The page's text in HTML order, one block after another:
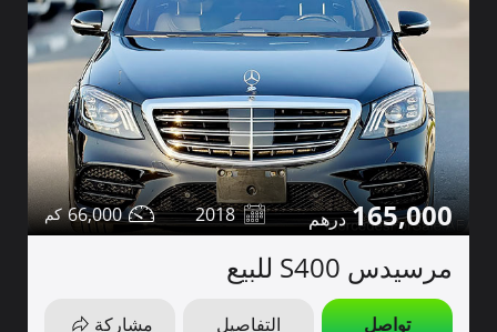
165,000
2018
66,000
مرسيدس S400 للبيع
تواصل التفاصيل مشاركة